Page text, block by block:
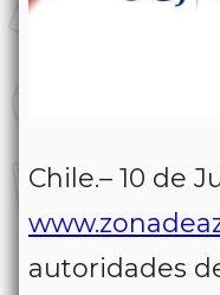
Chile.– 10 de
autoridades